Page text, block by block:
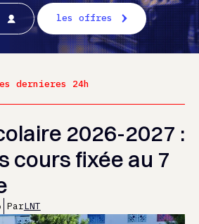
les offres
dernieres 24h
2026-2027 :
cours fixée au 7
ParLNT